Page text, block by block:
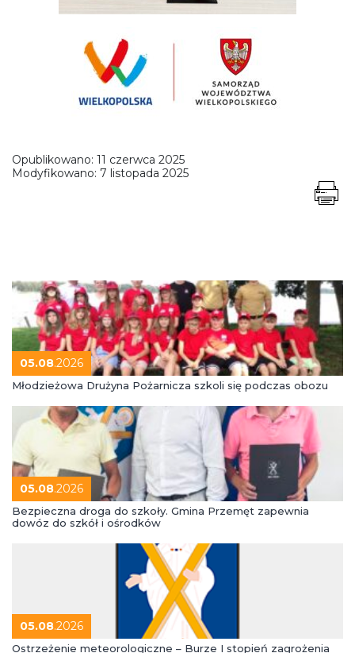
Opublikowano: 11 czerwca 2025
Modyfikowano: 7 listopada 2025
05.08.2026
Młodzieżowa Drużyna Pożarnicza szkoli się podczas obozu
05.08.2026
Bezpieczna droga do szkoły. Gmina Przemęt zapewnia
dowóz do szkół i ośrodków
05.08.2026
Ostrzeżenie meteorologiczne – Burze I stopień zagrożenia